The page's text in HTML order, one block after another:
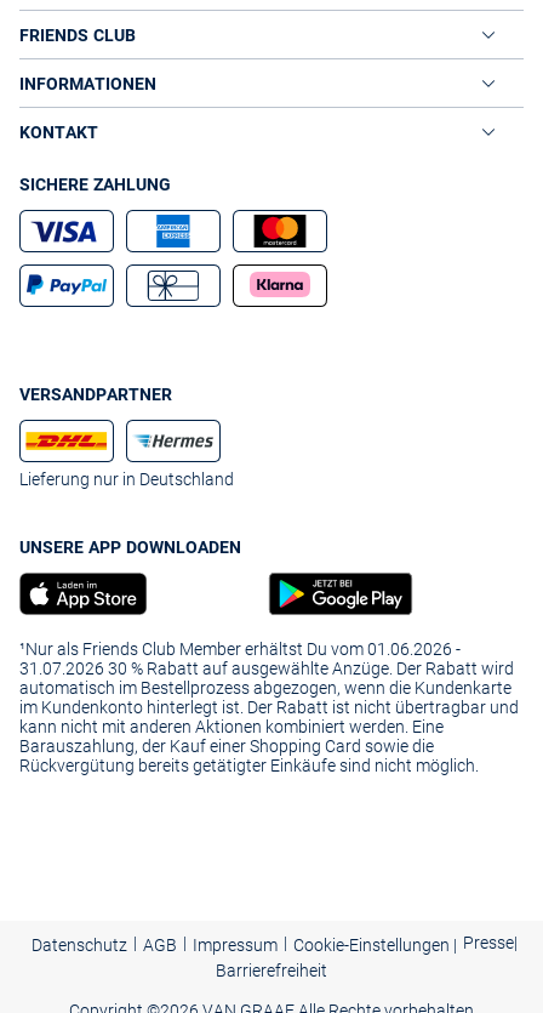
FRIENDS CLUB
INFORMATIONEN
KONTAKT
SICHERE ZAHLUNG
VERSANDPARTNER
Lieferung nur in Deutschland
UNSERE APP DOWNLOADEN
¹Nur als Friends Club Member erhältst Du vom 01.06.2026 -
31.07.2026 30 % Rabatt auf ausgewählte Anzüge. Der Rabatt wird
automatisch im Bestellprozess abgezogen, wenn die Kundenkarte
im Kundenkonto hinterlegt ist. Der Rabatt ist nicht übertragbar und
kann nicht mit anderen Aktionen kombiniert werden. Eine
Barauszahlung, der Kauf einer Shopping Card sowie die
Rückvergütung bereits getätigter Einkäufe sind nicht möglich.
Datenschutz | AGB | Impressum | Cookie-Einstellungen | Presse|
Barrierefreiheit